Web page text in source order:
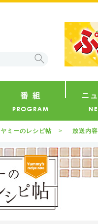
ヤミーのレシピ帖 放送内容